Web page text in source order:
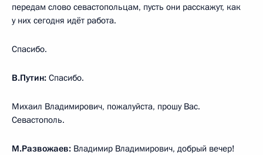
передам слово севастопольцам, пусть они расскажут, как
у них сегодня идёт работа.
Спасибо.
В.Путин: Спасибо.
Михаил Владимирович, пожалуйста, прошу Вас.
Севастополь.
М.Развожаев: Владимир Владимирович, добрый вечер!